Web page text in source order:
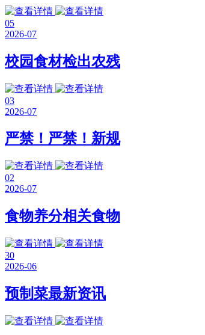
05
2026-07
校园食材检出农残
03
2026-07
严禁！严禁！新规
02
2026-07
食物养分相关食物
30
2026-06
预制菜最新资讯